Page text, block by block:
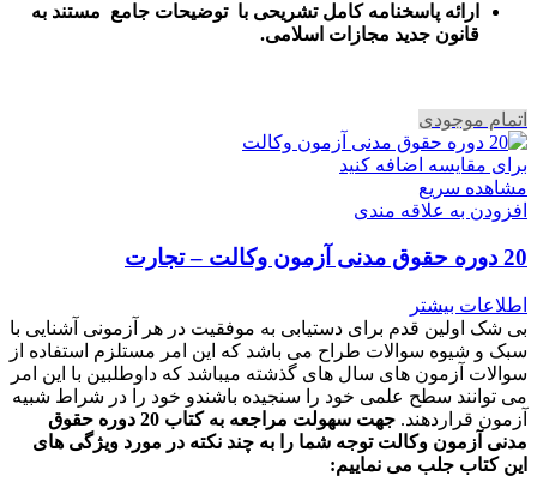
ارائه پاسخنامه کامل تشریحی با توضیحات جامع مستند به
قانون جدید مجازات اسلامی.
اتمام موجودی
برای مقایسه اضافه کنید
مشاهده سریع
افزودن به علاقه مندی
20 دوره حقوق مدنی آزمون وکالت – تجارت
اطلاعات بیشتر
بی شک اولین قدم برای دستیابی به موفقیت در هر آزمونی آشنایی با
سبک و شیوه سوالات طراح می باشد که این امر مستلزم استفاده از
سوالات آزمون های سال های گذشته میباشد که داوطلبین با این امر
می توانند سطح علمی خود را سنجیده باشندو خود را در شراط شبیه
آزمون قراردهند.
جهت سهولت مراجعه به کتاب 20 دوره حقوق
مدنی آزمون وکالت توجه شما را به چند نکته در مورد ویژگی های
این کتاب جلب می نماییم: